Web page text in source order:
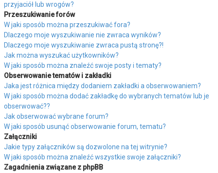
przyjaciół lub wrogów?
Przeszukiwanie forów
W jaki sposób można przeszukiwać fora?
Dlaczego moje wyszukiwanie nie zwraca wyników?
Dlaczego moje wyszukiwanie zwraca pustą stronę?!
Jak można wyszukać użytkowników?
W jaki sposób można znaleźć swoje posty i tematy?
Obserwowanie tematów i zakładki
Jaka jest różnica między dodaniem zakładki a obserwowaniem?
W jaki sposób można dodać zakładkę do wybranych tematów lub je
obserwować??
Jak obserwować wybrane forum?
W jaki sposób usunąć obserwowanie forum, tematu?
Załączniki
Jakie typy załączników są dozwolone na tej witrynie?
W jaki sposób można znaleźć wszystkie swoje załączniki?
Zagadnienia związane z phpBB